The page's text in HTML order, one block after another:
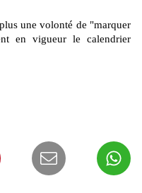
une volonté de "marquer
en vigueur le calendrier